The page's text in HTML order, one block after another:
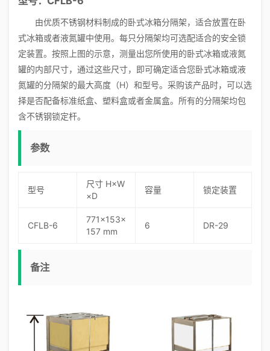
由优质不锈钢材料制成的卧式冰箱分隔架，适合放置在卧
式冰箱或者液氮罐中使用。每只分隔架均可选配适合的安全锁
定装置。按照上图的示意，测量出您所使用的卧式冰箱或液氮
罐的内部尺寸，通过这些尺寸，即可确定适合您卧式冰箱或液
氮罐的分隔架的最大高度（H）和型号。采购该产品时，可以选
择是否配备标准纸盒、塑料盒或者金属盒。所有的分隔架均包
含不锈钢锁定杆。
参数
型号
尺寸 H×W
×D
容量 锁定装置
CFLB-6
771×153×
157 mm
6 DR-29
备注